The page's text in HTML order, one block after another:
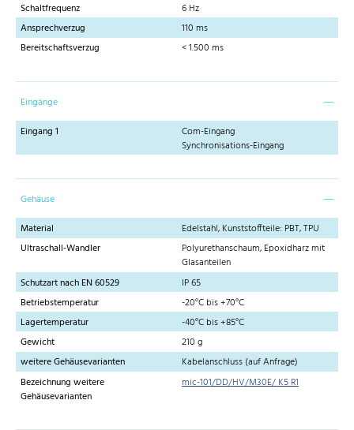
Schaltfrequenz
6 Hz
Ansprechverzug
110 ms
Bereitschaftsverzug
< 1.500 ms
Eingänge
Eingang 1
Com-Eingang
Synchronisations-Eingang
Gehäuse
Material
Edelstahl, Kunststoffteile: PBT, TPU
Ultraschall-Wandler
Polyurethanschaum, Epoxidharz mit
Glasanteilen
Schutzart nach EN 60529
IP 65
Betriebstemperatur
-20°C bis +70°C
Lagertemperatur
-40°C bis +85°C
Gewicht
210 g
weitere Gehäusevarianten
Kabelanschluss (auf Anfrage)
Bezeichnung weitere
Gehäusevarianten
mic-101/DD/HV/M30E/ K5 R1